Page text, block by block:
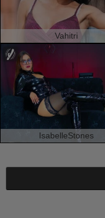
Vahitri
IsabelleStones